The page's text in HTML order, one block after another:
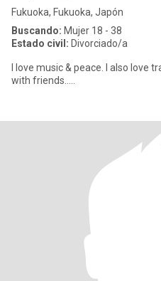
Fukuoka, Fukuoka, Japón
Buscando: Mujer 18 - 38
Estado civil: Divorciado/a
I love music & peace. I also love travel, wine, natural foods, talking
with friends.....